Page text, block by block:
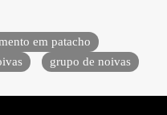
em patacho
grupo de noivas